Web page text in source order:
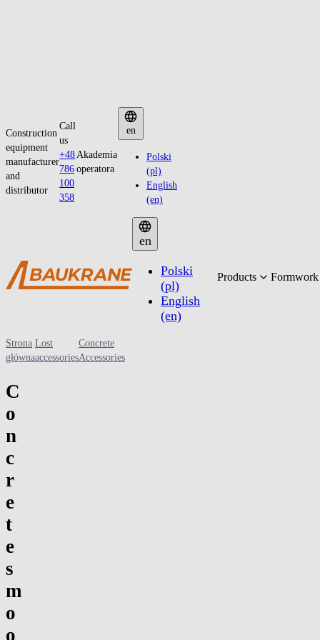
to
content
Construction
equipment
manufacturer
and
distributor
Call
us
+48
786
100
358
Akademia
operatora
en
Polski
(pl)
English
(en)
en
Polski
(pl)
English
(en)
Products Formwork
Strona
główna
Lost
accessories
Concrete
Accessories
C
o
n
c
r
e
t
e
s
m
o
o